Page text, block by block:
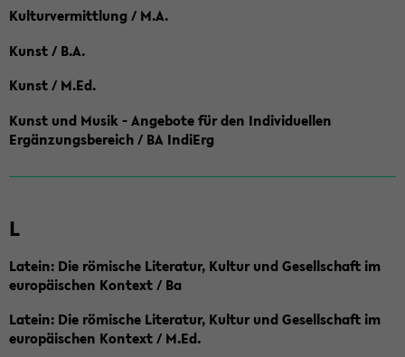
Kulturvermittlung / M.A.
Kunst / B.A.
Kunst / M.Ed.
Kunst und Musik - Angebote für den Individuellen
Ergänzungsbereich / BA IndiErg
L
Latein: Die römische Literatur, Kultur und Gesellschaft im
europäischen Kontext / Ba
Latein: Die römische Literatur, Kultur und Gesellschaft im
europäischen Kontext / M.Ed.